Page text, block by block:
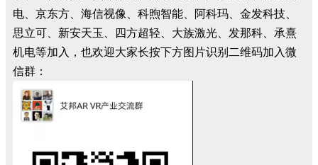
电、京东方、海信视像、科煦智能、阿科玛、金发科技、
思立可、新安天玉、四方超轻、大族激光、发那科、承熹
机电等加入，也欢迎大家长按下方图片识别二维码加入微
信群：